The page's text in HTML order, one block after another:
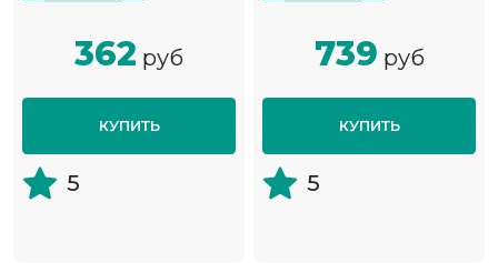
362 руб
КУПИТЬ
5
739 руб
КУПИТЬ
5